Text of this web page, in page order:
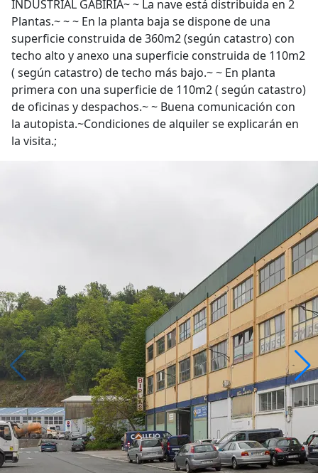
INDUSTRIAL GABIRIA~ ~ La nave está distribuida en 2
Plantas.~ ~ ~ En la planta baja se dispone de una
superficie construida de 360m2 (según catastro) con
techo alto y anexo una superficie construida de 110m2
( según catastro) de techo más bajo.~ ~ En planta
primera con una superficie de 110m2 ( según catastro)
de oficinas y despachos.~ ~ Buena comunicación con
la autopista.~Condiciones de alquiler se explicarán en
la visita.;